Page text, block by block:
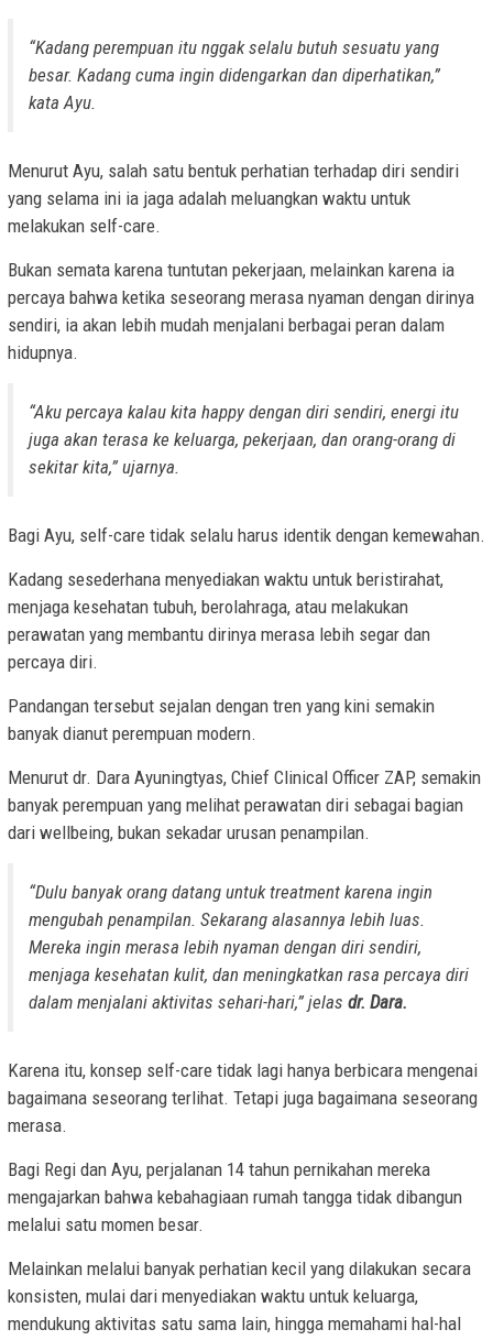
“Kadang perempuan itu nggak selalu butuh sesuatu yang
besar. Kadang cuma ingin didengarkan dan diperhatikan,”
kata Ayu.
Menurut Ayu, salah satu bentuk perhatian terhadap diri sendiri
yang selama ini ia jaga adalah meluangkan waktu untuk
melakukan self-care.
Bukan semata karena tuntutan pekerjaan, melainkan karena ia
percaya bahwa ketika seseorang merasa nyaman dengan dirinya
sendiri, ia akan lebih mudah menjalani berbagai peran dalam
hidupnya.
“Aku percaya kalau kita happy dengan diri sendiri, energi itu
juga akan terasa ke keluarga, pekerjaan, dan orang-orang di
sekitar kita,” ujarnya.
Bagi Ayu, self-care tidak selalu harus identik dengan kemewahan.
Kadang sesederhana menyediakan waktu untuk beristirahat,
menjaga kesehatan tubuh, berolahraga, atau melakukan
perawatan yang membantu dirinya merasa lebih segar dan
percaya diri.
Pandangan tersebut sejalan dengan tren yang kini semakin
banyak dianut perempuan modern.
Menurut dr. Dara Ayuningtyas, Chief Clinical Officer ZAP, semakin
banyak perempuan yang melihat perawatan diri sebagai bagian
dari wellbeing, bukan sekadar urusan penampilan.
“Dulu banyak orang datang untuk treatment karena ingin
mengubah penampilan. Sekarang alasannya lebih luas.
Mereka ingin merasa lebih nyaman dengan diri sendiri,
menjaga kesehatan kulit, dan meningkatkan rasa percaya diri
dalam menjalani aktivitas sehari-hari,” jelas dr. Dara.
Karena itu, konsep self-care tidak lagi hanya berbicara mengenai
bagaimana seseorang terlihat. Tetapi juga bagaimana seseorang
merasa.
Bagi Regi dan Ayu, perjalanan 14 tahun pernikahan mereka
mengajarkan bahwa kebahagiaan rumah tangga tidak dibangun
melalui satu momen besar.
Melainkan melalui banyak perhatian kecil yang dilakukan secara
konsisten, mulai dari menyediakan waktu untuk keluarga,
mendukung aktivitas satu sama lain, hingga memahami hal-hal